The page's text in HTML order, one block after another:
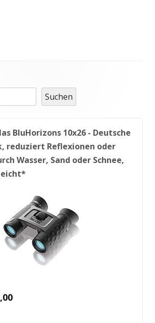
Suchen
BluHorizons 10x26 - Deutsche
reduziert Reflexionen oder
Wasser, Sand oder Schnee,